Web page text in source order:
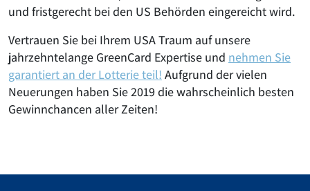
und fristgerecht bei den US Behörden eingereicht wird.
Vertrauen Sie bei Ihrem USA Traum auf unsere
jahrzehntelange GreenCard Expertise und nehmen Sie
garantiert an der Lotterie teil! Aufgrund der vielen
Neuerungen haben Sie 2019 die wahrscheinlich besten
Gewinnchancen aller Zeiten!